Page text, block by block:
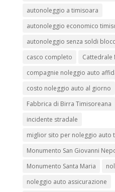
autonoleggio a timisoara
autonoleggio economico
autonoleggio senza soldi
casco completo
Cattedrale
compagnie noleggio auto
costo noleggio auto al giorno
Fabbrica di Birra Timisoreana
incidente stradale
miglior sito per noleggio auto
Monumento San Giovanni
Monumento Santa Maria
noleggio auto assicurazione